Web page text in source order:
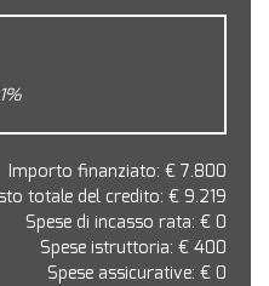
%
Importo finanziato: € 7.800
totale del credito: € 9.219
Spese di incasso rata: € 0
Spese istruttoria: € 400
Spese assicurative: € 0